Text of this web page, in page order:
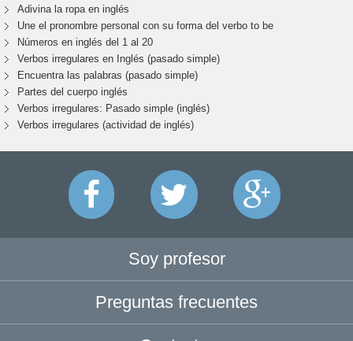
Adivina la ropa en inglés
Une el pronombre personal con su forma del verbo to be
Números en inglés del 1 al 20
Verbos irregulares en Inglés (pasado simple)
Encuentra las palabras (pasado simple)
Partes del cuerpo inglés
Verbos irregulares: Pasado simple (inglés)
Verbos irregulares (actividad de inglés)
Soy profesor
Preguntas frecuentes